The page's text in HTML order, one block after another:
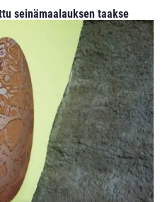
seinämaalauksen taakse